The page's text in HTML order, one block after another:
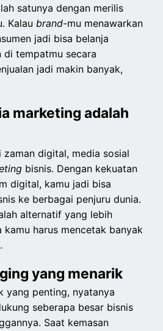
satunya dengan merilis
Kalaubrand-mu menawarkan
jadi bisa belanja
di tempatmu secara
jadi makin banyak,
marketing adalah
zaman digital, media sosial
bisnis. Dengan kekuatan
digital, kamu jadi bisa
ke berbagai penjuru dunia.
alternatif yang lebih
harus mencetak banyak
yang menarik
yang penting, nyatanya
seberapa besar bisnis
Saat kemasan